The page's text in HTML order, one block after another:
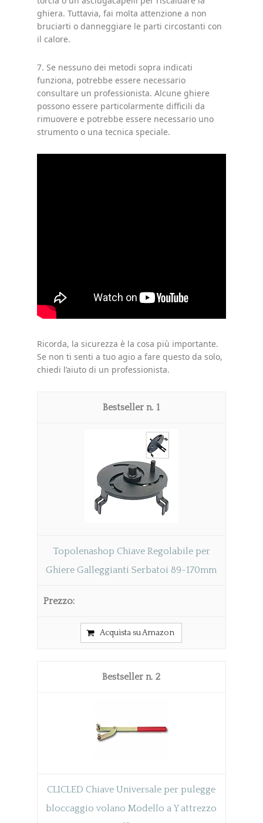
ghiera. Tuttavia, fai molta attenzione a non
bruciarti o danneggiare le parti circostanti con
il calore.
7. Se nessuno dei metodi sopra indicati
funziona, potrebbe essere necessario
consultare un professionista. Alcune ghiere
possono essere particolarmente difficili da
rimuovere e potrebbe essere necessario uno
strumento o una tecnica speciale.
Ricorda, la sicurezza è la cosa più importante.
Se non ti senti a tuo agio a fare questo da solo,
chiedi l’aiuto di un professionista.
1
Topolenashop Chiave Regolabile per
Ghiere Galleggianti Serbatoi 89-170mm
Acquista su Amazon
2
CLICLED Chiave Universale per pulegge
bloccaggio volano Modello a Y attrezzo